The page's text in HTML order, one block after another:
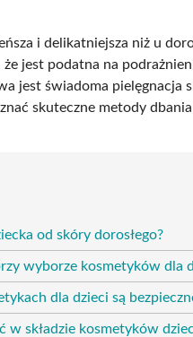
i delikatniejsza niż u
jest podatna na
jest świadoma pielęgnacja
skuteczne metody
od skóry dorosłego?
wyborze kosmetyków dla
dla dzieci są
w składzie kosmetyków